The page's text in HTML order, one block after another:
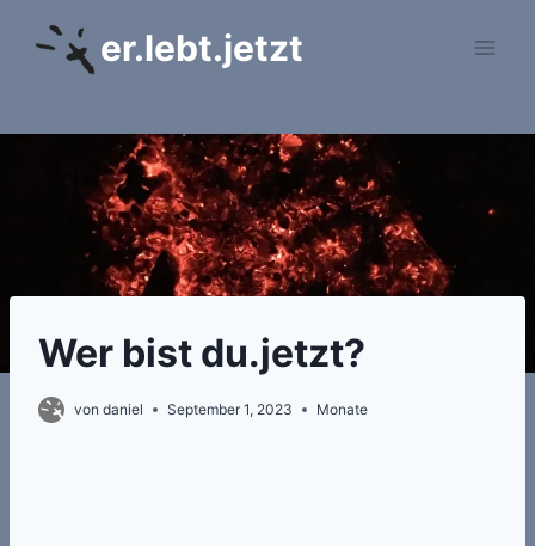
Inhalt
springen
er.lebt.jetzt
Wer bist du.jetzt?
von daniel September 1, 2023 Monate